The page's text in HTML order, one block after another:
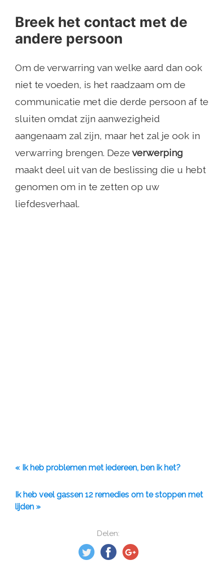
Delen:
Breek het contact met de
andere persoon
Om de verwarring van welke aard dan ook
niet te voeden, is het raadzaam om de
communicatie met die derde persoon af te
sluiten omdat zijn aanwezigheid
aangenaam zal zijn, maar het zal je ook in
verwarring brengen. Deze verwerping
maakt deel uit van de beslissing die u hebt
genomen om in te zetten op uw
liefdesverhaal.
« Ik heb problemen met iedereen, ben ik het?
Ik heb veel gassen 12 remedies om te stoppen met
lijden »